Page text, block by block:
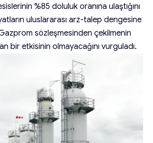
%85 doluluk oranına ulaştığını
uluslararası arz-talep dengesine
sözleşmesinden çekilmenin
bir etkisinin olmayacağını vurguladı.